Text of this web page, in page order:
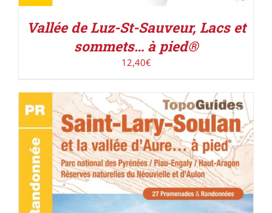
Vallée de Luz-St-Sauveur, Lacs et
sommets… à pied®
12,40€